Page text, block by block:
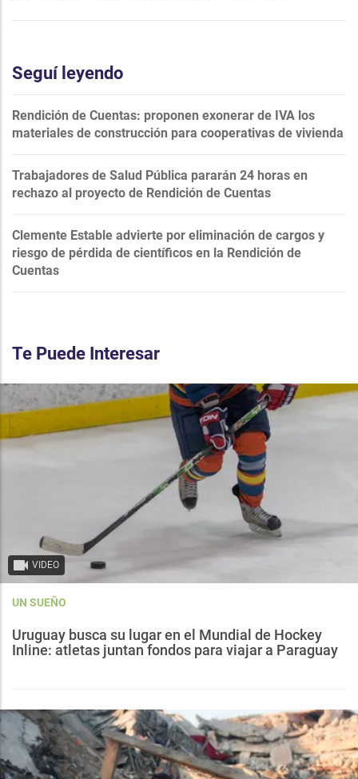
Seguí leyendo
Rendición de Cuentas: proponen exonerar de IVA los
materiales de construcción para cooperativas de vivienda
Trabajadores de Salud Pública pararán 24 horas en
rechazo al proyecto de Rendición de Cuentas
Clemente Estable advierte por eliminación de cargos y
riesgo de pérdida de científicos en la Rendición de
Cuentas
Te Puede Interesar
VIDEO
UN SUEÑO
Uruguay busca su lugar en el Mundial de Hockey
Inline: atletas juntan fondos para viajar a Paraguay